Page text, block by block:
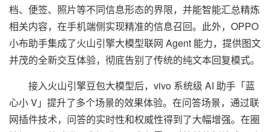
档、便签、照片等不同信息形态的界限，并能智能汇总精炼
相关内容，在手机端侧实现精准的信息召回。此外，OPPO
小布助手集成了火山引擎大模型联网 Agent 能力，提供图文
并茂的全新交互体验，彻底告别了传统的纯文本回复模式。
接入火山引擎豆包大模型后，vivo 系统级 AI 助手「蓝
心小 V」提升了多个场景的效果体验。在问答场景，通过联
网插件技术，问答的实时性和权威性得到了大幅增强。在圈